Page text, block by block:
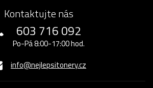
Kontaktujte nás
603 716 092
Po-Pá 8:00-17:00 hod.
info@nejlepsitonery.cz